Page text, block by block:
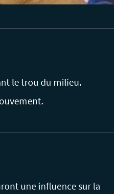
le trou du milieu.
une influence sur la